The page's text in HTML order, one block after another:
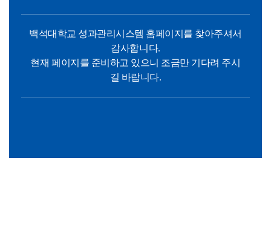
백석대학교 성과관리시스템 홈페이지를 찾아주셔서
감사합니다.
현재 페이지를 준비하고 있으니 조금만 기다려 주시
길 바랍니다.